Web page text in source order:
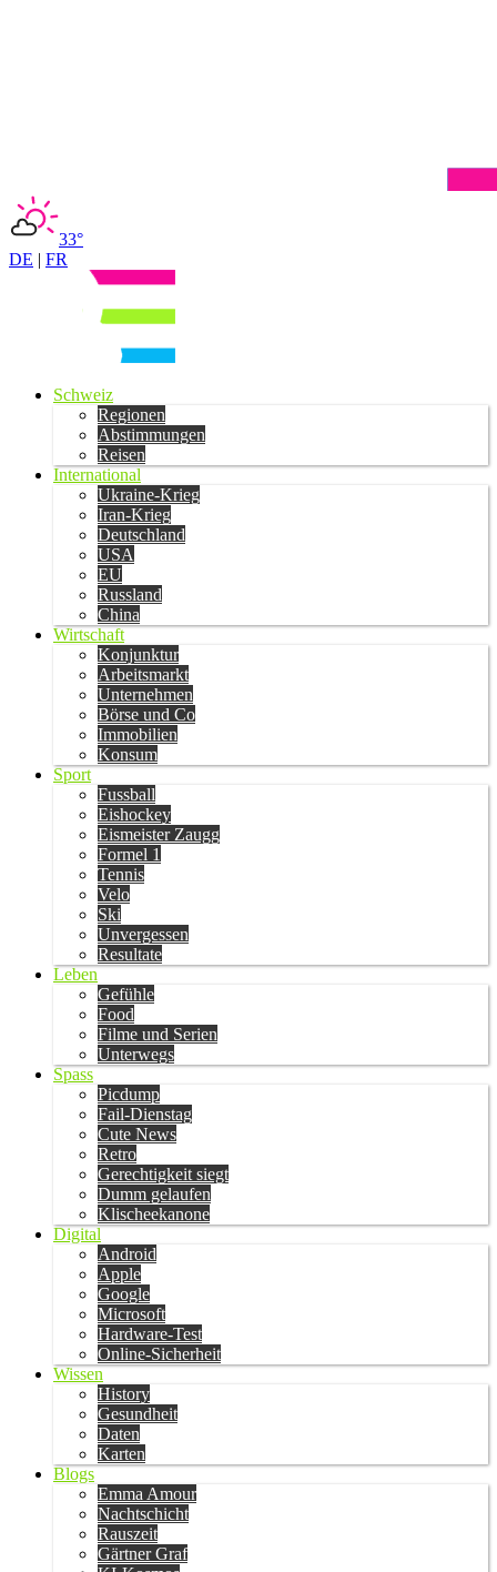
33°
DE | FR
Schweiz
Regionen
Abstimmungen
Reisen
International
Ukraine-Krieg
Iran-Krieg
Deutschland
USA
EU
Russland
China
Wirtschaft
Konjunktur
Arbeitsmarkt
Unternehmen
Börse und Co
Immobilien
Konsum
Sport
Fussball
Eishockey
Eismeister Zaugg
Formel 1
Tennis
Velo
Ski
Unvergessen
Resultate
Leben
Gefühle
Food
Filme und Serien
Unterwegs
Spass
Picdump
Fail-Dienstag
Cute News
Retro
Gerechtigkeit siegt
Dumm gelaufen
Klischeekanone
Digital
Android
Apple
Google
Microsoft
Hardware-Test
Online-Sicherheit
Wissen
History
Gesundheit
Daten
Karten
Blogs
Emma Amour
Nachtschicht
Rauszeit
Gärtner Graf